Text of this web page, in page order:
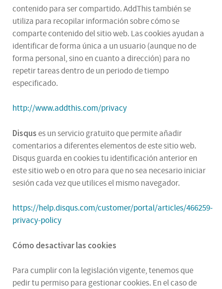
contenido para ser compartido. AddThis también se
utiliza para recopilar información sobre cómo se
comparte contenido del sitio web. Las cookies ayudan a
identificar de forma única a un usuario (aunque no de
forma personal, sino en cuanto a dirección) para no
repetir tareas dentro de un periodo de tiempo
especificado.
http://www.addthis.com/privacy
Disquses un servicio gratuito que permite añadir
comentarios a diferentes elementos de este sitio web.
Disqus guarda en cookies tu identificación anterior en
este sitio web o en otro para que no sea necesario iniciar
sesión cada vez que utilices el mismo navegador.
https://help.disqus.com/customer/portal/articles/466259-
privacy-policy
Cómo desactivar las cookies
Para cumplir con la legislación vigente, tenemos que
pedir tu permiso para gestionar cookies. En el caso de